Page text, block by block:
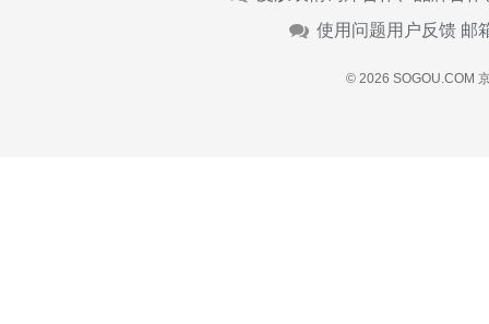
使用问题用户反馈 邮
© 2026 SOGOU.COM